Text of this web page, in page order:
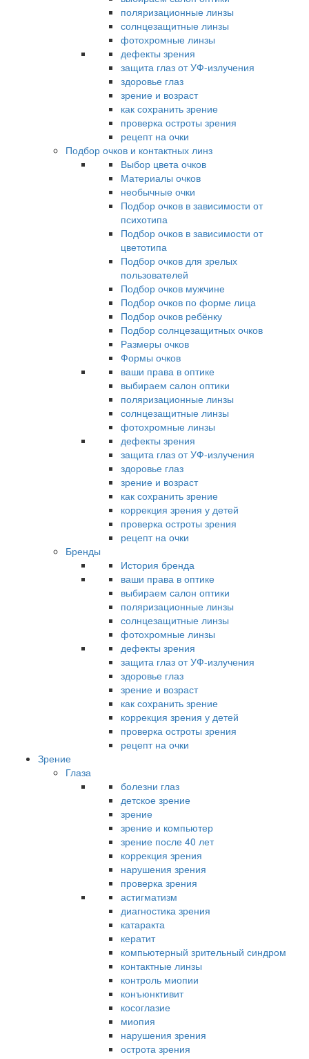
поляризационные линзы
солнцезащитные линзы
фотохромные линзы
дефекты зрения
защита глаз от УФ-излучения
здоровье глаз
зрение и возраст
как сохранить зрение
проверка остроты зрения
рецепт на очки
Подбор очков и контактных линз
Выбор цвета очков
Материалы очков
необычные очки
Подбор очков в зависимости от
психотипа
Подбор очков в зависимости от
цветотипа
Подбор очков для зрелых
пользователей
Подбор очков мужчине
Подбор очков по форме лица
Подбор очков ребёнку
Подбор солнцезащитных очков
Размеры очков
Формы очков
ваши права в оптике
выбираем салон оптики
поляризационные линзы
солнцезащитные линзы
фотохромные линзы
дефекты зрения
защита глаз от УФ-излучения
здоровье глаз
зрение и возраст
как сохранить зрение
коррекция зрения у детей
проверка остроты зрения
рецепт на очки
Бренды
История бренда
ваши права в оптике
выбираем салон оптики
поляризационные линзы
солнцезащитные линзы
фотохромные линзы
дефекты зрения
защита глаз от УФ-излучения
здоровье глаз
зрение и возраст
как сохранить зрение
коррекция зрения у детей
проверка остроты зрения
рецепт на очки
Зрение
Глаза
болезни глаз
детское зрение
зрение
зрение и компьютер
зрение после 40 лет
коррекция зрения
нарушения зрения
проверка зрения
астигматизм
диагностика зрения
катаракта
кератит
компьютерный зрительный синдром
контактные линзы
контроль миопии
конъюнктивит
косоглазие
миопия
нарушения зрения
острота зрения